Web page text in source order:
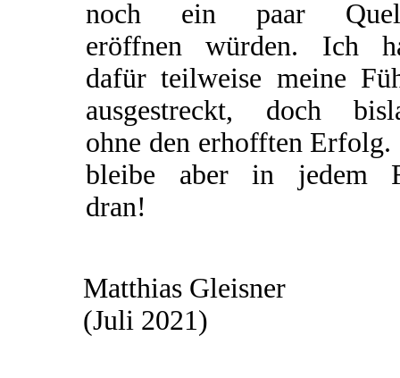
noch ein paar
eröffnen würden. Ich
dafür teilweise meine
ausgestreckt, doch
ohne den erhofften Erfolg.
bleibe aber in jedem
dran!
Matthias Gleisner
(Juli 2021)